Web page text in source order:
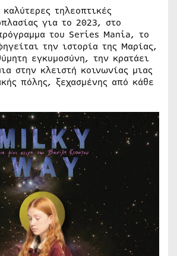
τηλεοπτικές
για το 2023, στο
του Series Mania, το
την ιστορία της Μαρίας,
εγκυμοσύνη, την κρατάει
στην κλειστή κοινωνίας μιας
πόλης, ξεχασμένης από κάθε